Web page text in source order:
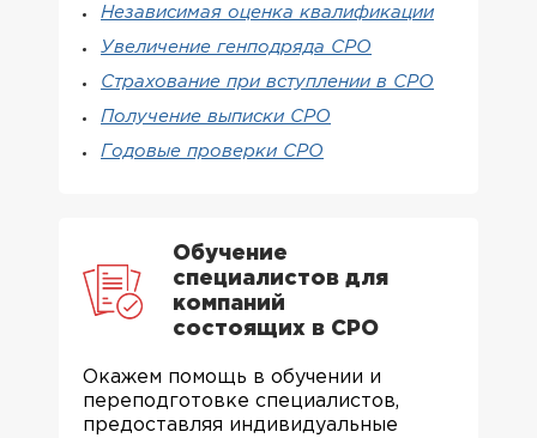
Независимая оценка квалификации
Увеличение генподряда СРО
Страхование при вступлении в СРО
Получение выписки СРО
Годовые проверки СРО
Обучение
специалистов для
компаний
состоящих в СРО
Окажем помощь в обучении и
переподготовке специалистов,
предоставляя индивидуальные